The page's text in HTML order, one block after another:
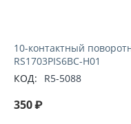
10-контактный
RS1703PIS6BC-H01
КОД:
R5-5088
350₽